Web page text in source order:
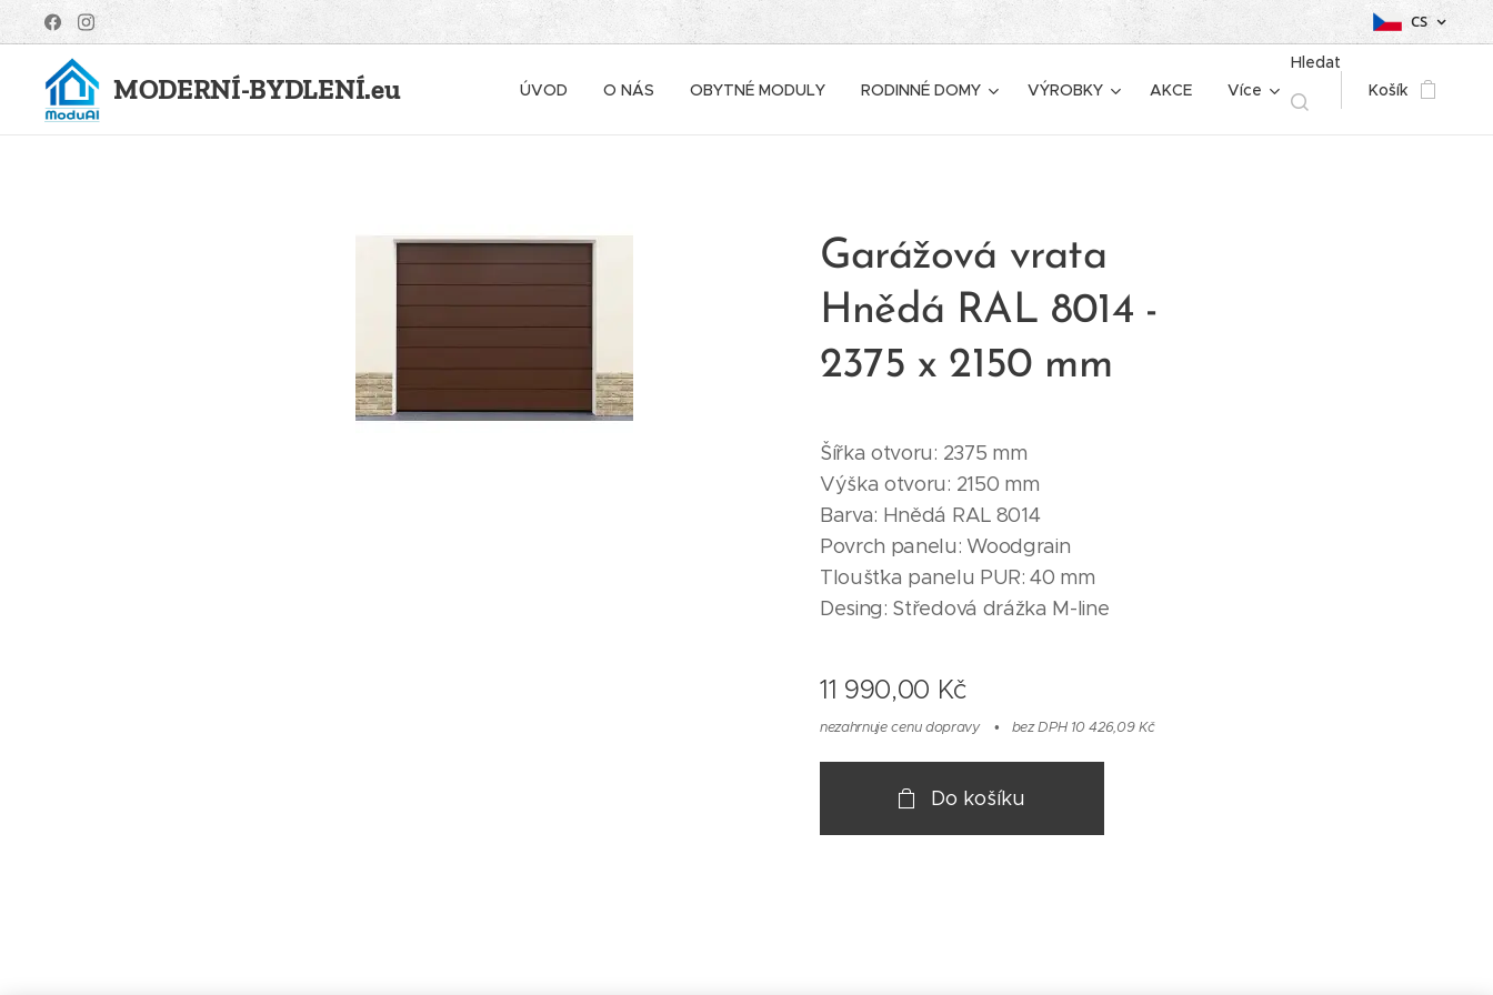
CS
MODERNÍ-BYDLENÍ.eu ÚVOD O NÁS OBYTNÉ MODULY RODINNÉ DOMY VÝROBKY AKCE Více
Hledat
Košík
Garážová vrata
Hnědá RAL 8014 -
2375 x 2150 mm
Šířka otvoru: 2375 mm
Výška otvoru: 2150 mm
Barva: Hnědá RAL 8014
Povrch panelu: Woodgrain
Tloušťka panelu PUR: 40 mm
Desing: Středová drážka M-line
11 990,00 Kč
nezahrnuje cenu dopravy bez DPH 10 426,09 Kč
Do košíku